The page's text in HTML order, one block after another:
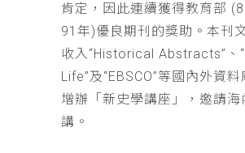
肯定，因此連續獲得教育部
91年)優良期刊的獎助。本刊
收入“Historical Abstracts”
Life”及“EBSCO”等國內外資
增辦「新史學講座」，邀請
講。